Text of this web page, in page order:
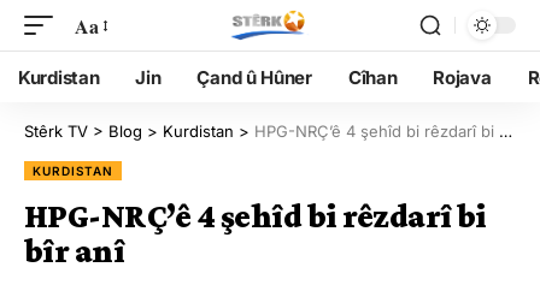
Aa
Kurdistan Jin Çand û Hûner Cîhan Rojava
Stêrk TV > Blog > Kurdistan > HPG-NRÇ’ê 4 şehîd bi rêzdarî bi bîr anî
KURDISTAN
HPG-NRÇ’ê 4 şehîd bi rêzdarî bi
bîr anî